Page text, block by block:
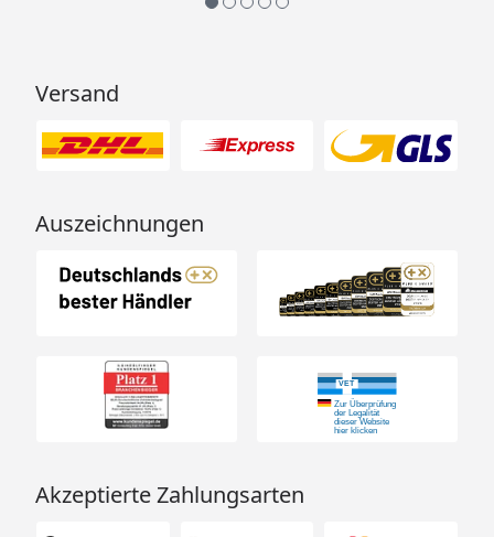
Versand
Auszeichnungen
Akzeptierte Zahlungsarten